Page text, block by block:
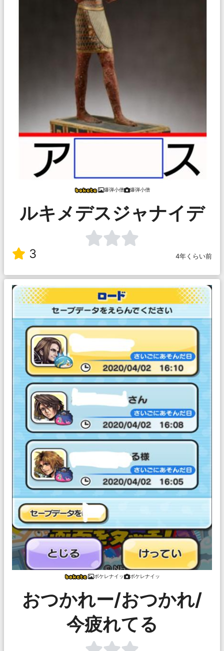
爆弾小僧 爆弾小僧
ルキメデスジャナイデ
3 4年くらい前
ボケレナイッ ボケレナイッ
おつかれー/おつかれ/
今疲れてる